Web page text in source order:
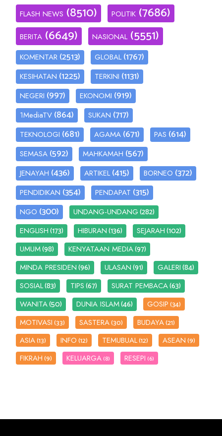
FLASH NEWS (8510) POLITIK (7686)
BERITA (6649) NASIONAL (5551)
KOMENTAR (2513) GLOBAL (1767)
KESIHATAN (1225) TERKINI (1131)
NEGERI (997) EKONOMI (919)
1MediaTV (864) SUKAN (717)
TEKNOLOGI (681) AGAMA (671) PAS (614)
SEMASA (592) MAHKAMAH (567)
JENAYAH (436) ARTIKEL (415) BORNEO (372)
PENDIDIKAN (354) PENDAPAT (315)
NGO (300) UNDANG-UNDANG(282)
ENGLISH(173) HIBURAN(136) SEJARAH(102)
UMUM(98) KENYATAAN MEDIA(97)
MINDA PRESIDEN(96) ULASAN(91) GALERI(84)
SOSIAL(83) TIPS(67) SURAT PEMBACA(63)
WANITA(50) DUNIA ISLAM(46) GOSIP(34)
MOTIVASI(33) SASTERA(30) BUDAYA(21)
ASIA(13) INFO(12) TEMUBUAL(12) ASEAN(9)
FIKRAH(9) KELUARGA (8) RESEPI (6)